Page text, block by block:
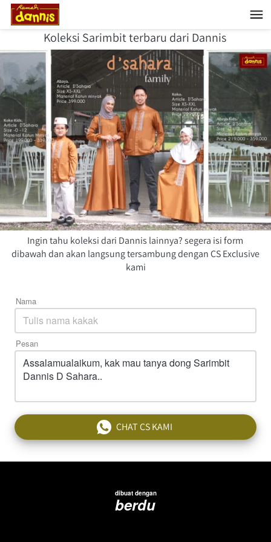
Koleksi Sarimbit terbaru dari Dannis
Ingin tahu koleksi dari Dannis lainnya? segera isi form
dibawah dan akan langsung tersambung dengan CS Exclusive
kami
Nama
Pesan
` CHAT CS KAMI
dibuat dengan
berdu